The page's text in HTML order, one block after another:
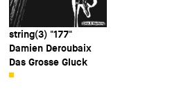
string(3) "177"
Damien Deroubaix
Das Grosse Gluck